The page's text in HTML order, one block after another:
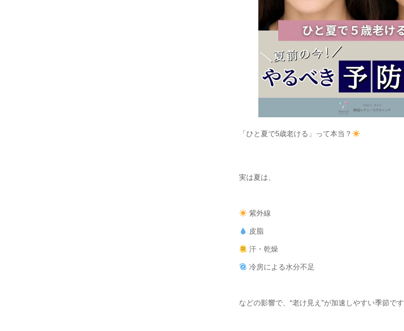
「ひと夏で5歳老ける」って本当？
実は夏は、
紫外線
皮脂
汗・乾燥
冷房による水分不足
などの影響で、“老け見え”が加速しやすい季節です